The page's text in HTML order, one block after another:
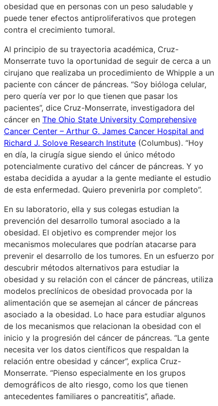
obesidad que en personas con un peso saludable y
puede tener efectos antiproliferativos que protegen
contra el crecimiento tumoral.
Al principio de su trayectoria académica, Cruz-
Monserrate tuvo la oportunidad de seguir de cerca a un
cirujano que realizaba un procedimiento de Whipple a un
paciente con cáncer de páncreas. “Soy bióloga celular,
pero quería ver por lo que tienen que pasar los
pacientes”, dice Cruz-Monserrate, investigadora del
cáncer en The Ohio State University Comprehensive
Cancer Center – Arthur G. James Cancer Hospital and
Richard J. Solove Research Institute (Columbus). “Hoy
en día, la cirugía sigue siendo el único método
potencialmente curativo del cáncer de páncreas. Y yo
estaba decidida a ayudar a la gente mediante el estudio
de esta enfermedad. Quiero prevenirla por completo”.
En su laboratorio, ella y sus colegas estudian la
prevención del desarrollo tumoral asociado a la
obesidad. El objetivo es comprender mejor los
mecanismos moleculares que podrían atacarse para
prevenir el desarrollo de los tumores. En un esfuerzo por
descubrir métodos alternativos para estudiar la
obesidad y su relación con el cáncer de páncreas, utiliza
modelos preclínicos de obesidad provocada por la
alimentación que se asemejan al cáncer de páncreas
asociado a la obesidad. Lo hace para estudiar algunos
de los mecanismos que relacionan la obesidad con el
inicio y la progresión del cáncer de páncreas. “La gente
necesita ver los datos científicos que respaldan la
relación entre obesidad y cáncer”, explica Cruz-
Monserrate. “Pienso especialmente en los grupos
demográficos de alto riesgo, como los que tienen
antecedentes familiares o pancreatitis”, añade.